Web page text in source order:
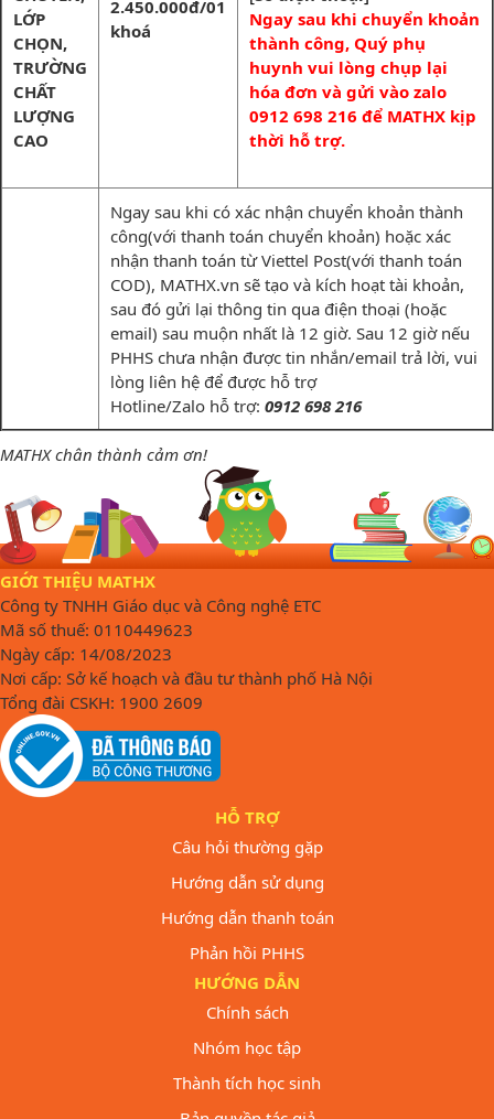
LỚP
CHỌN,
TRƯỜNG
CHẤT
LƯỢNG
CAO
2.450.000đ/01
khoá
Ngay sau khi chuyển khoản
thành công, Quý phụ
huynh vui lòng chụp lại
hóa đơn và gửi vào zalo
0912 698 216 để MATHX kịp
thời hỗ trợ.
Ngay sau khi có xác nhận chuyển khoản thành
công(với thanh toán chuyển khoản) hoặc xác
nhận thanh toán từ Viettel Post(với thanh toán
COD), MATHX.vn sẽ tạo và kích hoạt tài khoản,
sau đó gửi lại thông tin qua điện thoại (hoặc
email) sau muộn nhất là 12 giờ. Sau 12 giờ nếu
PHHS chưa nhận được tin nhắn/email trả lời, vui
lòng liên hệ để được hỗ trợ
Hotline/Zalo hỗ trợ: 0912 698 216
MATHX chân thành cảm ơn!
GIỚI THIỆU MATHX
Công ty TNHH Giáo dục và Công nghệ ETC
Mã số thuế: 0110449623
Ngày cấp: 14/08/2023
Nơi cấp: Sở kế hoạch và đầu tư thành phố Hà Nội
Tổng đài CSKH: 1900 2609
HỖ TRỢ
Câu hỏi thường gặp
Hướng dẫn sử dụng
Hướng dẫn thanh toán
Phản hồi PHHS
HƯỚNG DẪN
Chính sách
Nhóm học tập
Thành tích học sinh